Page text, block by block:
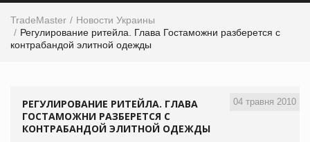
TradeMaster
Новости Украины
Регулирование ритейла. Глава Гостаможни разберется с
контрабандой элитной одежды
04 травня 2010
РЕГУЛИРОВАНИЕ РИТЕЙЛА. ГЛАВА
ГОСТАМОЖНИ РАЗБЕРЕТСЯ С
КОНТРАБАНДОЙ ЭЛИТНОЙ ОДЕЖДЫ